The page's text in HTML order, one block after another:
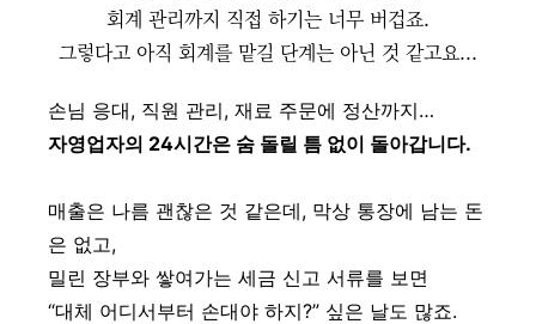
회계 관리까지 직접 하기는 너무 버겁죠.
그렇다고 아직 회계를 맡길 단계는 아닌 것 같고요...
손님 응대, 직원 관리, 재료 주문에 정산까지…
자영업자의 24시간은 숨 돌릴 틈 없이 돌아갑니다.
매출은 나름 괜찮은 것 같은데, 막상 통장에 남는 돈
은 없고,
밀린 장부와 쌓여가는 세금 신고 서류를 보면
“대체 어디서부터 손대야 하지?” 싶은 날도 많죠.